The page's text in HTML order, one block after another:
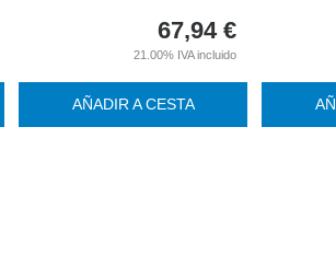
67,94 €
21.00% IVA incluido
AÑADIR A CESTA